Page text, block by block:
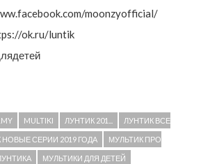
moonzyofficial/
ok.ru/luntik
MULTIKI ЛУНТИК 201... ЛУНТИК ВСЕ
НОВЫЕ СЕРИИ 2019 ГОДА МУЛЬТИК ПРО
МУЛЬТИКИ ДЛЯ ДЕТЕЙ